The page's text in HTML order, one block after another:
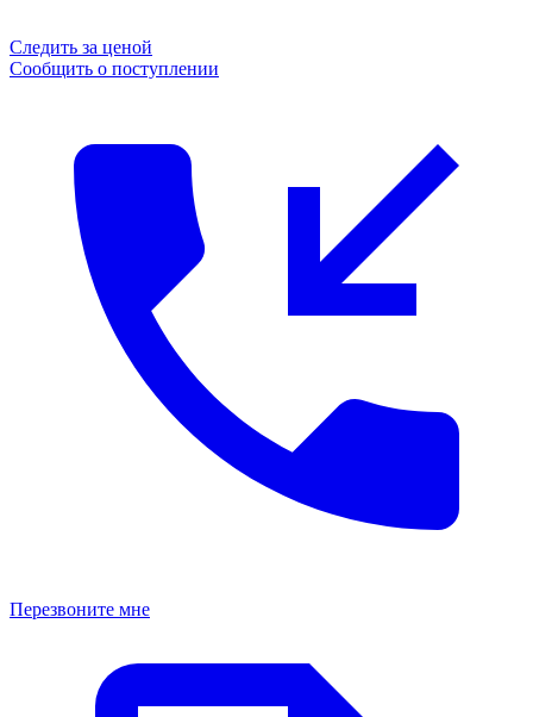
Следить за ценой
Сообщить о поступлении
Перезвоните мне